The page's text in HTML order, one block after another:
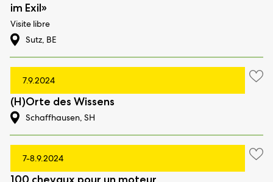
im Exil»
Sutz, BE
Visite libre
7.9.2024
(H)Orte des Wissens
Schaffhausen, SH
7-8.9.2024